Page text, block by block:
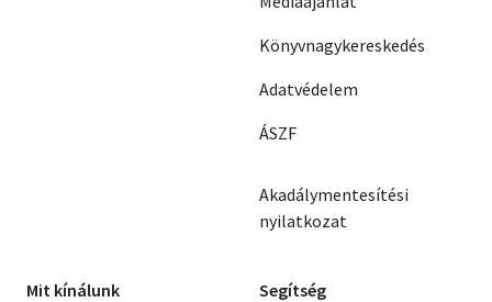
Könyvnagykereskedés
Adatvédelem
ÁSZF
Akadálymentesítési
nyilatkozat
Mit kínálunk Segítség